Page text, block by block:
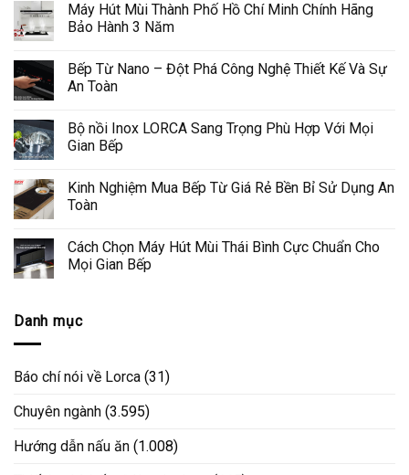
Máy Hút Mùi Thành Phố Hồ Chí Minh Chính Hãng
Bảo Hành 3 Năm
Bếp Từ Nano – Đột Phá Công Nghệ Thiết Kế Và Sự
An Toàn
Bộ nồi Inox LORCA Sang Trọng Phù Hợp Với Mọi
Gian Bếp
Kinh Nghiệm Mua Bếp Từ Giá Rẻ Bền Bỉ Sử Dụng An
Toàn
Cách Chọn Máy Hút Mùi Thái Bình Cực Chuẩn Cho
Mọi Gian Bếp
Danh mục
Báo chí nói về Lorca (31)
Chuyên ngành (3.595)
Hướng dẫn nấu ăn (1.008)